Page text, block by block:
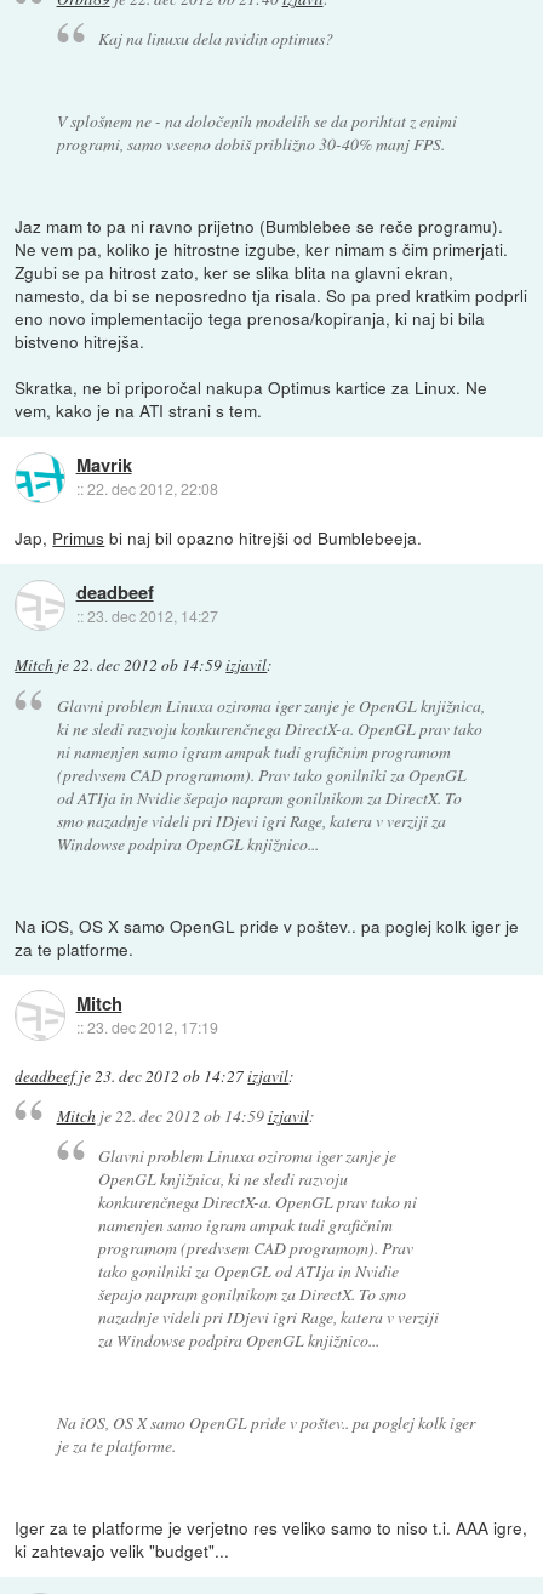
Kaj na linuxu dela nvidin optimus?
V splošnem ne - na določenih modelih se da porihtat z enimi
programi, samo vseeno dobiš približno 30-40% manj FPS.
Jaz mam to pa ni ravno prijetno (Bumblebee se reče programu).
Ne vem pa, koliko je hitrostne izgube, ker nimam s čim primerjati.
Zgubi se pa hitrost zato, ker se slika blita na glavni ekran,
namesto, da bi se neposredno tja risala. So pa pred kratkim podprli
eno novo implementacijo tega prenosa/kopiranja, ki naj bi bila
bistveno hitrejša.
Skratka, ne bi priporočal nakupa Optimus kartice za Linux. Ne
vem, kako je na ATI strani s tem.
Mavrik
::22. dec 2012, 22:08
Jap, Primus bi naj bil opazno hitrejši od Bumblebeeja.
deadbeef
::23. dec 2012, 14:27
Mitch je22. dec 2012 ob 14:59izjavil:
Glavni problem Linuxa oziroma iger zanje je OpenGL knjižnica,
ki ne sledi razvoju konkurenčnega DirectX-a. OpenGL prav tako
ni namenjen samo igram ampak tudi grafičnim programom
(predvsem CAD programom). Prav tako gonilniki za OpenGL
od ATIja in Nvidie šepajo napram gonilnikom za DirectX. To
smo nazadnje videli pri IDjevi igri Rage, katera v verziji za
Windowse podpira OpenGL knjižnico...
Na iOS, OS X samo OpenGL pride v poštev.. pa poglej kolk iger je
za te platforme.
Mitch
::23. dec 2012, 17:19
deadbeefje23. dec 2012 ob 14:27izjavil:
Mitchje22. dec 2012 ob 14:59izjavil:
Glavni problem Linuxa oziroma iger zanje je
OpenGL knjižnica, ki ne sledi razvoju
konkurenčnega DirectX-a. OpenGL prav tako ni
namenjen samo igram ampak tudi grafičnim
programom (predvsem CAD programom). Prav
tako gonilniki za OpenGL od ATIja in Nvidie
šepajo napram gonilnikom za DirectX. To smo
nazadnje videli pri IDjevi igri Rage, katera v verziji
za Windowse podpira OpenGL knjižnico...
Na iOS, OS X samo OpenGL pride v poštev.. pa poglej kolk iger
je za te platforme.
Iger za te platforme je verjetno res veliko samo to niso t.i. AAA igre,
ki zahtevajo velik "budget"...